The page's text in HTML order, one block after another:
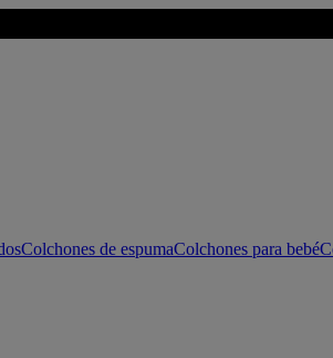
Colchones de espumaColchones para bebé